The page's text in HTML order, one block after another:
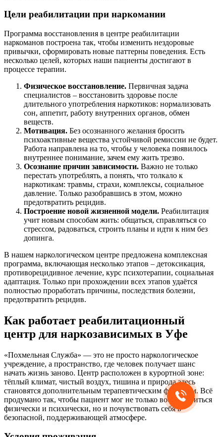
Цели реабилитации при наркомании
Программа восстановления в центре реабилитации
наркоманов построена так, чтобы изменить нездоровые
привычки, сформировать новые паттерны поведения. Есть
несколько целей, которых наши пациенты достигают в
процессе терапии.
Физическое восстановление. Первичная задача
специалистов – восстановить здоровье после
длительного употребления наркотиков: нормализовать
сон, аппетит, работу внутренних органов, обмен
веществ.
Мотивация. Без осознанного желания бросить
психоактивные вещества устойчивой ремиссии не будет.
Работа направлена на то, чтобы у человека появилось
внутреннее понимание, зачем ему жить трезво.
Осознание причин зависимости. Важно не только
перестать употреблять, а понять, что толкало к
наркотикам: травмы, страхи, комплексы, социальное
давление. Только разобравшись в этом, можно
предотвратить рецидив.
Построение новой жизненной модели. Реабилитация
учит новым способам жить: общаться, справляться со
стрессом, радоваться, строить планы и идти к ним без
допинга.
В нашем наркологическом центре предложена комплексная
программа, включающая несколько этапов – детоксикация,
противорецидивное лечение, курс психотерапии, социальная
адаптация. Только при прохождении всех этапов удаётся
полностью проработать причины, последствия болезни,
предотвратить рецидив.
Как работает реабилитационный
центр для наркозависимых в Уфе
«Похмельная Служба» — это не просто наркологическое
учреждение, а пространство, где человек получает шанс
начать жизнь заново. Центр расположен в курортной зоне:
тёплый климат, чистый воздух, тишина и природа здесь
становятся дополнительным терапевтическим фактором. Всё
продумано так, чтобы пациент мог не только восстановиться
физически и психически, но и почувствовать себя в
безопасной, поддерживающей атмосфере.